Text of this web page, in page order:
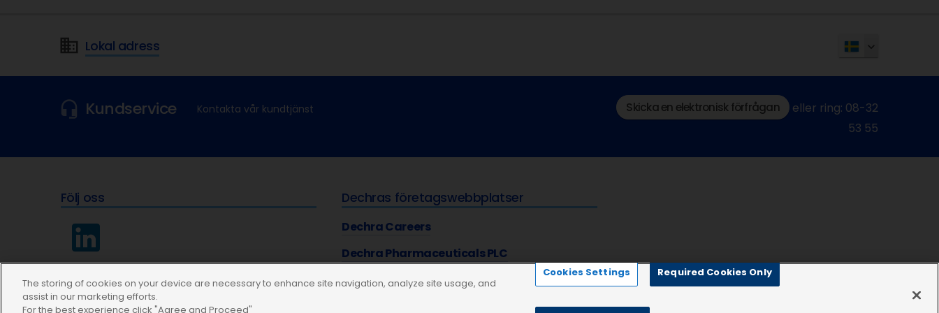
Lokal adress
Kundservice Kontakta vår kundtjänst Skicka en elektronisk förfrågan
eller ring: 08-32
53 55
Följ oss Dechras företagswebbplatser
Dechra Careers
Dechra Pharmaceuticals PLC
The storing of cookies on your device are necessary to enhance site navigation, analyze site usage, and
assist in our marketing efforts.
For the best experience click "Agree and Proceed"
Cookies Settings Required Cookies Only